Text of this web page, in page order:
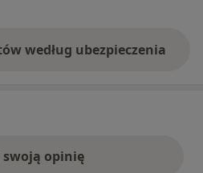
według ubezpieczenia
swoją opinię